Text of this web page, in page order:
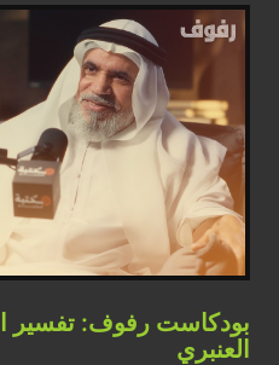
بودكاست رفوف: تفسير
العنبري